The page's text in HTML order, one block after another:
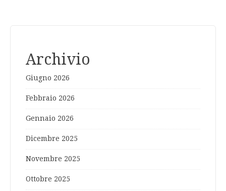
Archivio
Giugno 2026
Febbraio 2026
Gennaio 2026
Dicembre 2025
Novembre 2025
Ottobre 2025